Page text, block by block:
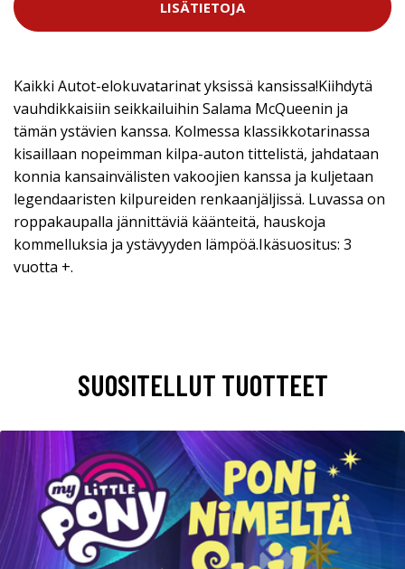
LISÄTIETOJA
Kaikki Autot-elokuvatarinat yksissä kansissa!Kiihdytä
vauhdikkaisiin seikkailuihin Salama McQueenin ja
tämän ystävien kanssa. Kolmessa klassikkotarinassa
kisaillaan nopeimman kilpa-auton tittelistä, jahdataan
konnia kansainvälisten vakoojien kanssa ja kuljetaan
legendaaristen kilpureiden renkaanjäljissä. Luvassa on
roppakaupalla jännittäviä käänteitä, hauskoja
kommelluksia ja ystävyyden lämpöä.Ikäsuositus: 3
vuotta +.
SUOSITELLUT TUOTTEET